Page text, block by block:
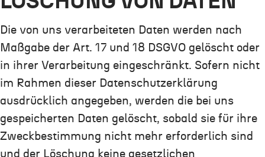
Die von uns verarbeiteten Daten werden nach
Maßgabe der Art. 17 und 18 DSGVO gelöscht oder
in ihrer Verarbeitung eingeschränkt. Sofern nicht
im Rahmen dieser Datenschutzerklärung
ausdrücklich angegeben, werden die bei uns
gespeicherten Daten gelöscht, sobald sie für ihre
Zweckbestimmung nicht mehr erforderlich sind
und der Löschung keine gesetzlichen